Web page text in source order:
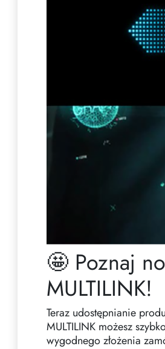
🤩 Poznaj
MULTILINK!
Teraz udostępnianie
MULTILINK możesz
wygodnego złożenia